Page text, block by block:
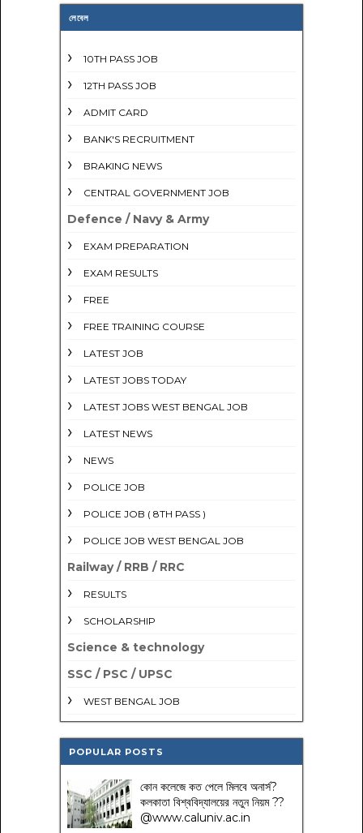
লেবেল
10TH PASS JOB
12TH PASS JOB
ADMIT CARD
BANK'S RECRUITMENT
BRAKING NEWS
CENTRAL GOVERNMENT JOB
Defence / Navy & Army
EXAM PREPARATION
EXAM RESULTS
FREE
FREE TRAINING COURSE
LATEST JOB
LATEST JOBS TODAY
LATEST JOBS WEST BENGAL JOB
LATEST NEWS
NEWS
POLICE JOB
POLICE JOB ( 8TH PASS )
POLICE JOB WEST BENGAL JOB
Railway / RRB / RRC
RESULTS
SCHOLARSHIP
Science & technology
SSC / PSC / UPSC
WEST BENGAL JOB
POPULAR POSTS
কোন কলেজে কত পেলে মিলবে অনার্স?
কলকাতা বিশ্ববিদ্যালয়ের নতুন নিয়ম??
@www.caluniv.ac.in